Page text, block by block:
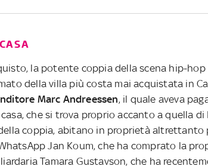
la potente coppia della scena hip-
della villa più costa mai acquistata in
Marc Andreessen, il quale aveva
che si trova proprio accanto a quella di
coppia, abitano in proprietà altrettanto
Jan Koum, che ha comprato la
Tamara Gustavson, che ha